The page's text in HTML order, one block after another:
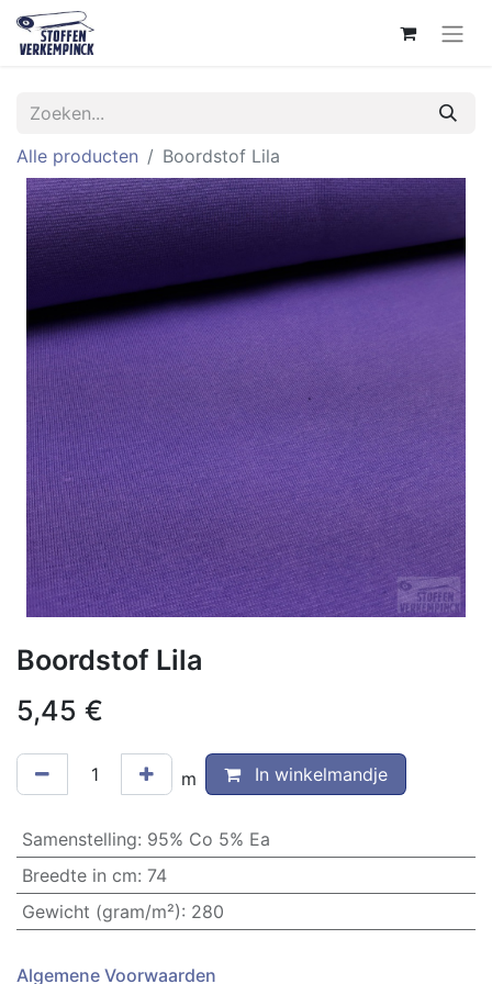
Alle producten Boordstof Lila
Boordstof Lila
5,45 €
m In winkelmandje
Samenstelling: 95% Co 5% Ea
Breedte in cm: 74
Gewicht (gram/m²): 280
Algemene Voorwaarden